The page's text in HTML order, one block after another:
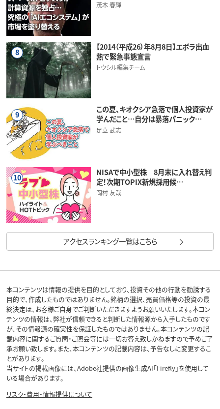
茂木 春輝
8
【2014（平成26）年8月8日】エボラ出血
熱で緊急事態宣言
トウシル編集チーム
9
この夏、キオクシア急落で個人投資家が
学んだこと…自分は暴落パニック…
足立 武志
10
NISAで中小型株 8月末に入れ替え判
定！次期TOPIX新規採用候…
岡村 友哉
アクセスランキング一覧はこちら
本コンテンツは情報の提供を目的としており、投資その他の行動を勧誘する
目的で、作成したものではありません。銘柄の選択、売買価格等の投資の最
終決定は、お客様ご自身でご判断いただきますようお願いいたします。本コン
テンツの情報は、弊社が信頼できると判断した情報源から入手したものです
が、その情報源の確実性を保証したものではありません。本コンテンツの記
載内容に関するご質問・ご照会等には一切お答え致しかねますので予めご了
承お願い致します。また、本コンテンツの記載内容は、予告なしに変更するこ
とがあります。
当サイトの掲載画像には、Adobe社提供の画像生成AI「Firefly」を使用して
いる場合があります。
リスク・費用・情報提供について